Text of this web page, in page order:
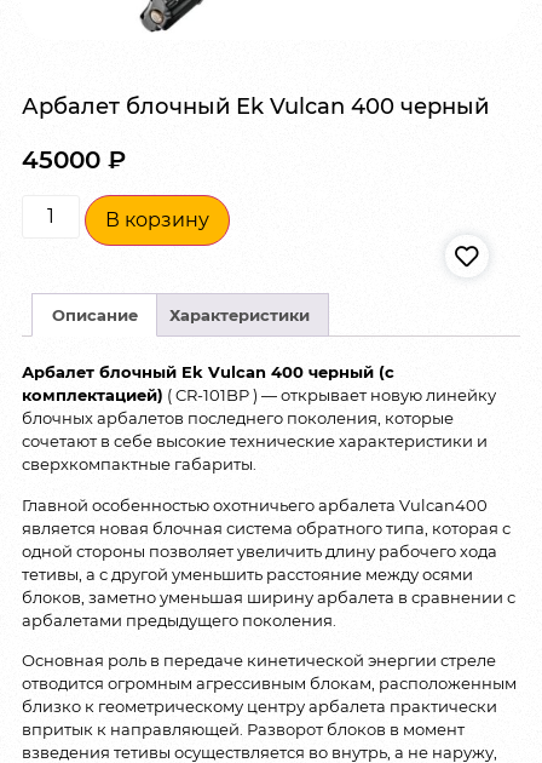
Арбалет блочный Ek Vulcan 400 черный
45000 ₽
В корзину
Описание Характеристики
Арбалет блочный Ek Vulcan 400 черный (c
комплектацией) ( CR-101BP ) — открывает новую линейку
блочных арбалетов последнего поколения, которые
сочетают в себе высокие технические характеристики и
сверхкомпактные габариты.
Главной особенностью охотничьего арбалета Vulcan400
является новая блочная система обратного типа, которая с
одной стороны позволяет увеличить длину рабочего хода
тетивы, а с другой уменьшить расстояние между осями
блоков, заметно уменьшая ширину арбалета в сравнении с
арбалетами предыдущего поколения.
Основная роль в передаче кинетической энергии стреле
отводится огромным агрессивным блокам, расположенным
близко к геометрическому центру арбалета практически
впритык к направляющей. Разворот блоков в момент
взведения тетивы осуществляется во внутрь, а не наружу,